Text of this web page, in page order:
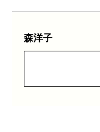
森洋子